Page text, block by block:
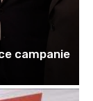
campanie